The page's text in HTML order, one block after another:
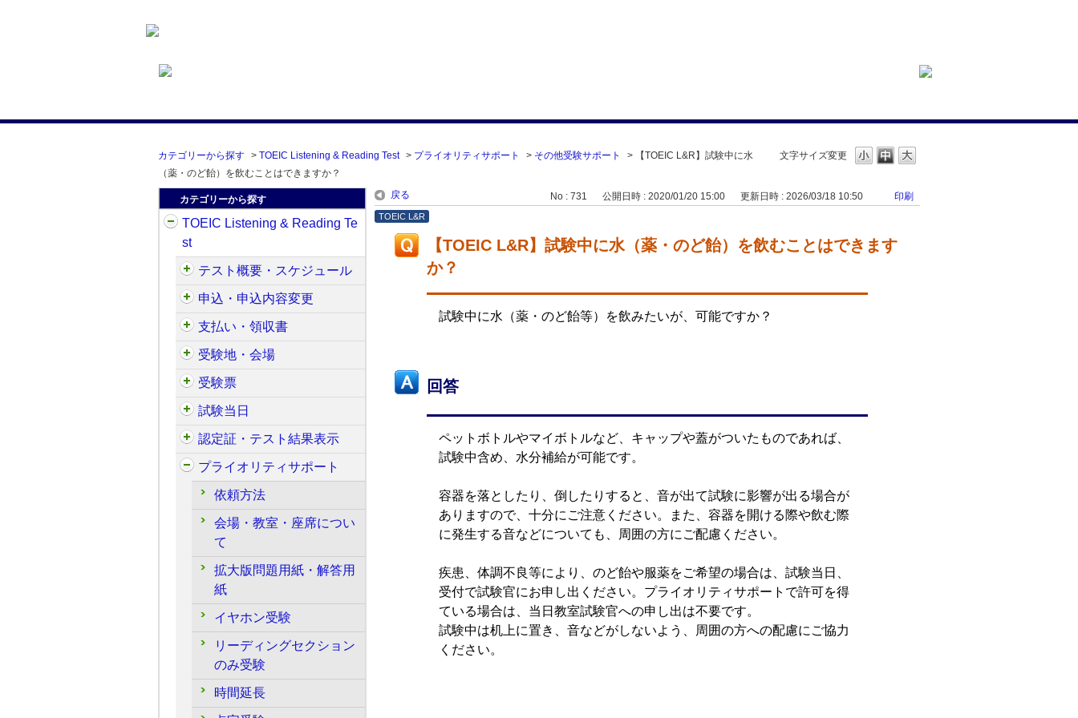
文字サイズ変更
カテゴリーから探す > TOEIC Listening & Reading Test > プライオリティサポート > その他受験サポート >
【TOEIC L&R】試験中に水
（薬・のど飴）を飲むことはできますか？
カテゴリーから探す
TOEIC Listening & Reading Te
st
テスト概要・スケジュール
申込・申込内容変更
支払い・領収書
受験地・会場
受験票
試験当日
認定証・テスト結果表示
プライオリティサポート
依頼方法
会場・教室・座席につい
て
拡大版問題用紙・解答用
紙
イヤホン受験
リーディングセクション
のみ受験
時間延長
戻る No : 731 公開日時 : 2020/01/20 15:00 更新日時 : 2026/03/18 10:50 印刷
TOEIC L&R
【TOEIC L&R】試験中に水（薬・のど飴）を飲むことはできます
か？
試験中に水（薬・のど飴等）を飲みたいが、可能ですか？
回答
ペットボトルやマイボトルなど、キャップや蓋がついたものであれば、
試験中含め、水分補給が可能です。
容器を落としたり、倒したりすると、音が出て試験に影響が出る場合が
ありますので、十分にご注意ください。また、容器を開ける際や飲む際
に発生する音などについても、周囲の方にご配慮ください。
疾患、体調不良等により、のど飴や服薬をご希望の場合は、試験当日、
受付で試験官にお申し出ください。プライオリティサポートで許可を得
ている場合は、当日教室試験官への申し出は不要です。
試験中は机上に置き、音などがしないよう、周囲の方への配慮にご協力
ください。